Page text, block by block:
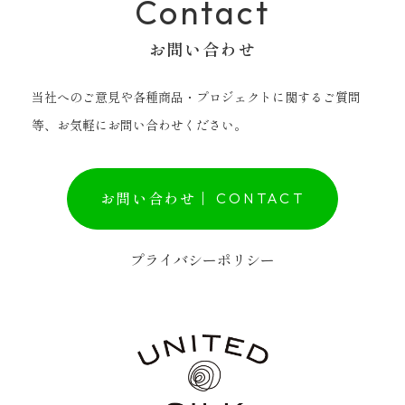
Contact
お問い合わせ
当社へのご意見や各種商品・プロジェクトに関するご質問
等、お気軽にお問い合わせください。
お問い合わせ | CONTACT
プライバシーポリシー